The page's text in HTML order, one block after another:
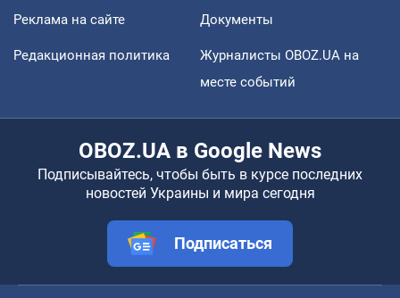
Реклама на сайте Документы
Редакционная политика
Журналисты OBOZ.UA на
месте событий
OBOZ.UA в Google News
Подписывайтесь, чтобы быть в курсе последних
новостей Украины и мира сегодня
Подписаться